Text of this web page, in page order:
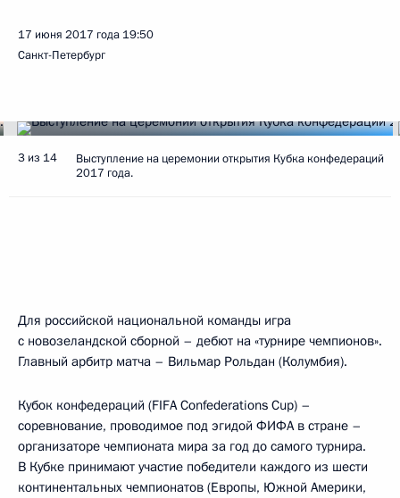
17 июня 2017 года 19:50
Санкт-Петербург
3 из 14
Выступление на церемонии открытия Кубка конфедераций
2017 года.
Для российской национальной команды игра
с новозеландской сборной – дебют на «турнире чемпионов».
Главный арбитр матча – Вильмар Рольдан (Колумбия).
Кубок конфедераций (FIFA Confederations Cup) –
соревнование, проводимое под эгидой ФИФА в стране –
организаторе чемпионата мира за год до самого турнира.
В Кубке принимают участие победители каждого из шести
континентальных чемпионатов (Европы, Южной Америки,